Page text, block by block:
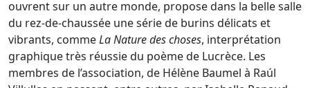
ouvrent sur un autre monde, propose dans la belle salle
du rez-de-chaussée une série de burins délicats et
vibrants, commeLa Naturedes choses, interprétation
graphique très réussie du poème de Lucrèce. Les
membres de l’association, de Hélène Baumel à Raúl